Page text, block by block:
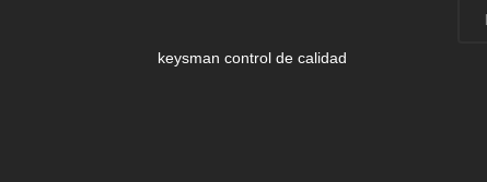
keysman control de calidad